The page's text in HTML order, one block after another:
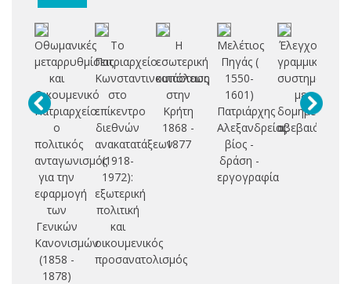
Οθωμανικές
μεταρρυθμίσεις
και
Οικουμενικό
Πατριαρχείο:
ο
πολιτικός
ανταγωνισμός
για την
εφαρμογή
των
Γενικών
Κανονισμών
(1858 -
1878)
Το
Πατριαρχείο
Κωνσταντινουπόλεως
στο
επίκεντρο
διεθνών
ανακατατάξεων
(1918-
1972):
εξωτερική
πολιτική
και
οικουμενικός
προσανατολισμός
Η
εσωτερική
κατάσταση
στην
Κρήτη
1868 -
1877
Μελέτιος
Πηγάς (
1550-
1601)
Πατριάρχης
Αλεξανδρείας:
βίος -
δράση -
εργογραφία
Έλεγχος
γραμμικών
συστημάτων
με
δομημένες
αβεβαιότητες